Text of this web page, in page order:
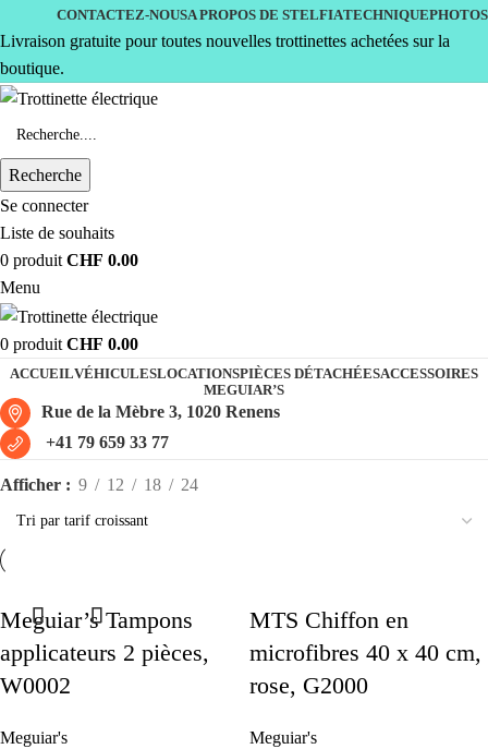
CONTACTEZ-NOUSA PROPOS DE STELFIATECHNIQUEPHOTOS
Livraison gratuite pour toutes nouvelles trottinettes achetées sur la
boutique.
Recherche
Se connecter
Liste de souhaits
0 produit CHF 0.00
Menu
0 produit CHF 0.00
ACCUEILVÉHICULESLOCATIONSPIÈCES DÉTACHÉESACCESSOIRES
MEGUIAR’S
Rue de la Mèbre 3, 1020 Renens
+41 79 659 33 77
Afficher 9 12 18 24
Meguiar’s Tampons
applicateurs 2 pièces,
W0002
Meguiar's
MTS Chiffon en
microfibres 40 x 40 cm,
rose, G2000
Meguiar's